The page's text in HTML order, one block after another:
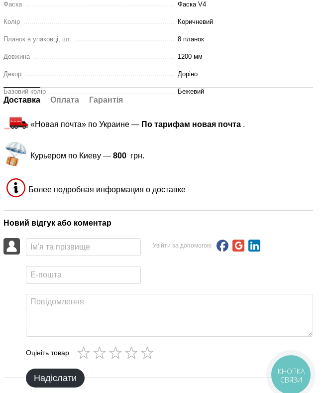
Фаска Фаска V4
Колір Коричневий
Планок в упаковці, шт. 8 планок
Довжина 1200 мм
Декор Доріно
Базовий колір Бежевий
Доставка Оплата Гарантія
«Новая почта» по Украине — По тарифам новая почта .
Курьером по Киеву — 800 грн.
Более подробная информация о доставке
Новий відгук або коментар
Увійти за допомогою
Оцініть товар
Надіслати
КНОПКА
СВЯЗИ